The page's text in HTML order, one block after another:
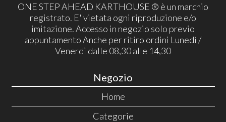
ONE STEP AHEAD KARTHOUSE ® è un marchio
registrato. E' vietata ogni riproduzione e/o
imitazione. Accesso in negozio solo previo
appuntamento Anche per ritiro ordini Lunedì /
Venerdì dalle 08,30 alle 14,30
Negozio
Home
Categorie